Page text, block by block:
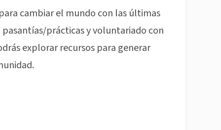
cambiar el mundo con las últimas
prácticas y voluntariado con
explorar recursos para generar